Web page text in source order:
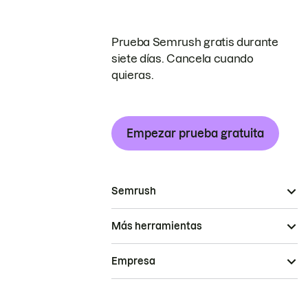
Prueba Semrush gratis durante
siete días. Cancela cuando
quieras.
Empezar prueba gratuita
Semrush
Más herramientas
Empresa